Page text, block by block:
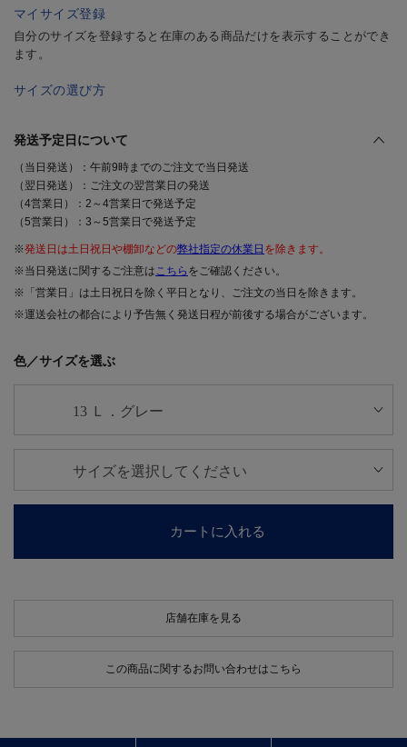
マイサイズ登録
自分のサイズを登録すると在庫のある商品だけを表示することができ
ます。
サイズの選び方
発送予定日について
（当日発送）：午前9時までのご注文で当日発送
（翌日発送）：ご注文の翌営業日の発送
（4営業日）：2～4営業日で発送予定
（5営業日）：3～5営業日で発送予定
※発送日は土日祝日や棚卸などの弊社指定の休業日 を除きます。
※当日発送に関するご注意はこちら をご確認ください。
※「営業日」は土日祝日を除く平日となり、ご注文の当日を除きます。
※運送会社の都合により予告無く発送日程が前後する場合がございます。
色／サイズを選ぶ
カートに入れる
店舗在庫を見る
この商品に関するお問い合わせはこちら